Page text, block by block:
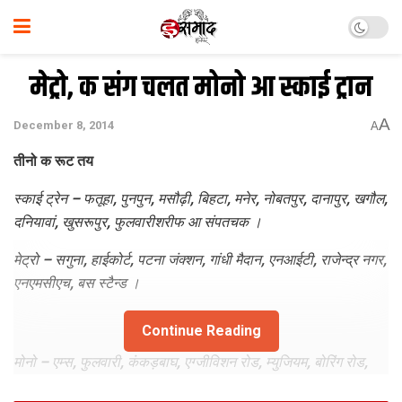
मेट्रो, क संग चलत मोनो आ स्काई ट्रान
December 8, 2014 AA
तीनो क रूट तय
स्काई ट्रेन – फतूहा, पुनपुन, मसौढ़ी, बिहटा, मनेर, नोबतपुर, दानापुर, खगौल,
दनियावां, खुसरूपुर, फुलवारीशरीफ आ संपतचक ।
मेट्रो – सगुना, हाईकोर्ट, पटना जंक्शन, गांधी मैदान, एनआईटी, राजेन्द्र नगर,
एनएमसीएच, बस स्टैन्ड ।
मोनो – एम्स, फुलवारी, कंकड़बाघ, एग्जीविशन रोड, म्युजियम, बोरिंग रोड,
Continue Reading